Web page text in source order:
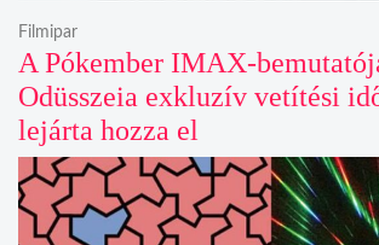
A Pókember IMAX-
Odüsszeia exkluzív vetítési
lejárta hozza el
Filmipar